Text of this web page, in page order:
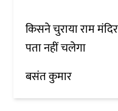
किसने चुराया राम
पता नहीं चलेगा
बसंत कुमार